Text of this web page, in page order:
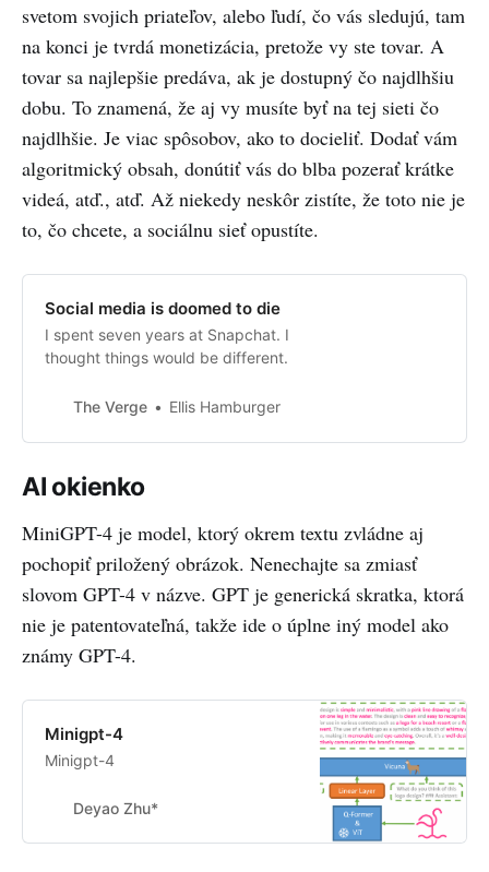
svetom svojich priateľov, alebo ľudí, čo vás sledujú, tam
na konci je tvrdá monetizácia, pretože vy ste tovar. A
tovar sa najlepšie predáva, ak je dostupný čo najdlhšiu
dobu. To znamená, že aj vy musíte byť na tej sieti čo
najdlhšie. Je viac spôsobov, ako to docieliť. Dodať vám
algoritmický obsah, donútiť vás do blba pozerať krátke
videá, atď., atď. Až niekedy neskôr zistíte, že toto nie je
to, čo chcete, a sociálnu sieť opustíte.
Social media is doomed to die
I spent seven years at Snapchat. I
thought things would be different.
The Verge Ellis Hamburger
AI okienko
MiniGPT-4 je model, ktorý okrem textu zvládne aj
pochopiť priložený obrázok. Nenechajte sa zmiasť
slovom GPT-4 v názve. GPT je generická skratka, ktorá
nie je patentovateľná, takže ide o úplne iný model ako
známy GPT-4.
Minigpt-4
Minigpt-4
Deyao Zhu*